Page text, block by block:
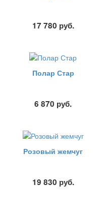
17 780 руб.
Полар Стар
6 870 руб.
Розовый жемчуг
19 830 руб.